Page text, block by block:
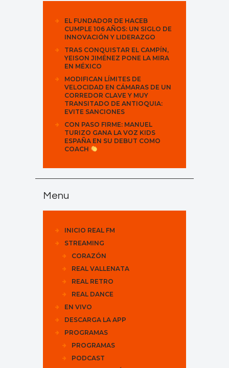
EL FUNDADOR DE HACEB
CUMPLE 106 AÑOS: UN SIGLO DE
INNOVACIÓN Y LIDERAZGO
TRAS CONQUISTAR EL CAMPÍN,
YEISON JIMÉNEZ PONE LA MIRA
EN MÉXICO
MODIFICAN LÍMITES DE
VELOCIDAD EN CÁMARAS DE UN
CORREDOR CLAVE Y MUY
TRANSITADO DE ANTIOQUIA:
EVITE SANCIONES
CON PASO FIRME: MANUEL
TURIZO GANA LA VOZ KIDS
ESPAÑA EN SU DEBUT COMO
COACH
Menu
INICIO REAL FM
STREAMING
CORAZÓN
REAL VALLENATA
REAL RETRO
REAL DANCE
EN VIVO
DESCARGA LA APP
PROGRAMAS
PROGRAMAS
PODCAST